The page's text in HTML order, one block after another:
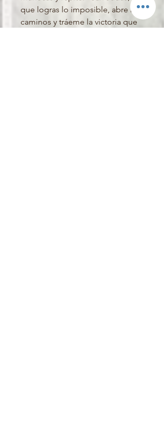
que logras lo imposible, abre mis
caminos y tráeme la victoria que